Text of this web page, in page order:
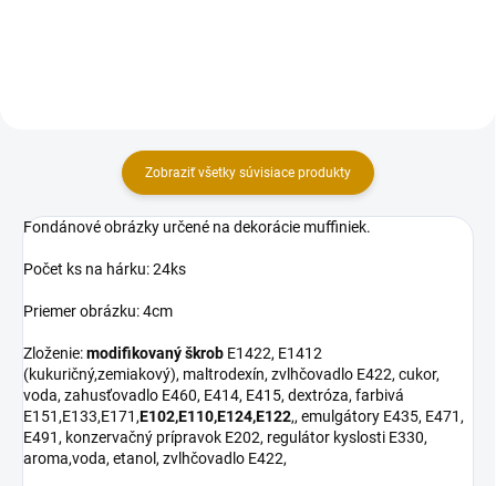
Zobraziť všetky súvisiace produkty
Fondánové obrázky určené na dekorácie muffiniek.
Počet ks na hárku: 24ks
Priemer obrázku: 4cm
Zloženie:modifikovaný škrob E1422, E1412
(kukuričný,zemiakový), maltrodexín, zvlhčovadlo E422, cukor,
voda, zahusťovadlo E460, E414, E415, dextróza, farbivá
E151,E133,E171,E102,E110,E124,E122,, emulgátory E435, E471,
E491, konzervačný prípravok E202, regulátor kyslosti E330,
aroma,voda, etanol, zvlhčovadlo E422,